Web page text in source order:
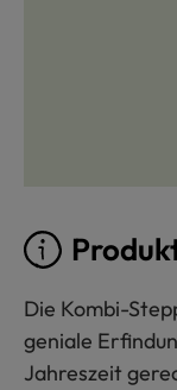
Die Kombi-
geniale
Jahreszeit